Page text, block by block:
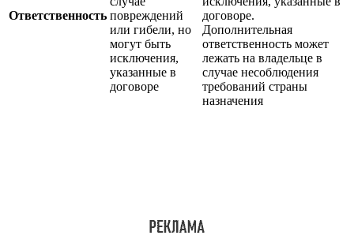
Ответственность повреждений
или гибели, но
могут быть
исключения,
указанные в
договоре
договоре.
Дополнительная
ответственность может
лежать на владельце в
случае несоблюдения
требований страны
назначения